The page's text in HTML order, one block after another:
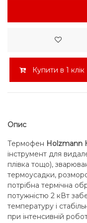
Купити в 1 клік
Опис
Термофен Holzmann
інструмент для
плівка тощо),
термоусадки,
потрібна термічна
потужністю 2 кВт
температуру і
при інтенсивній